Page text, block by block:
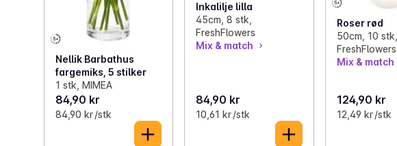
Nellik Barbathus
fargemiks, 5 stilker
1 stk, MIMEA
84,90 kr
84,90 kr /stk
Inkalilje lilla
45cm, 8 stk,
FreshFlowers
Mix & match
84,90 kr
10,61 kr /stk
Roser rød
50cm, 10 stk,
FreshFlowers
Mix & match
124,90 kr
12,49 kr /stk